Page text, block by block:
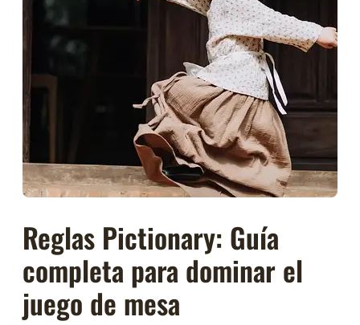
Reglas Pictionary: Guía
completa para dominar el
juego de mesa